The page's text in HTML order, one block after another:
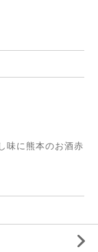
味に熊本のお酒赤